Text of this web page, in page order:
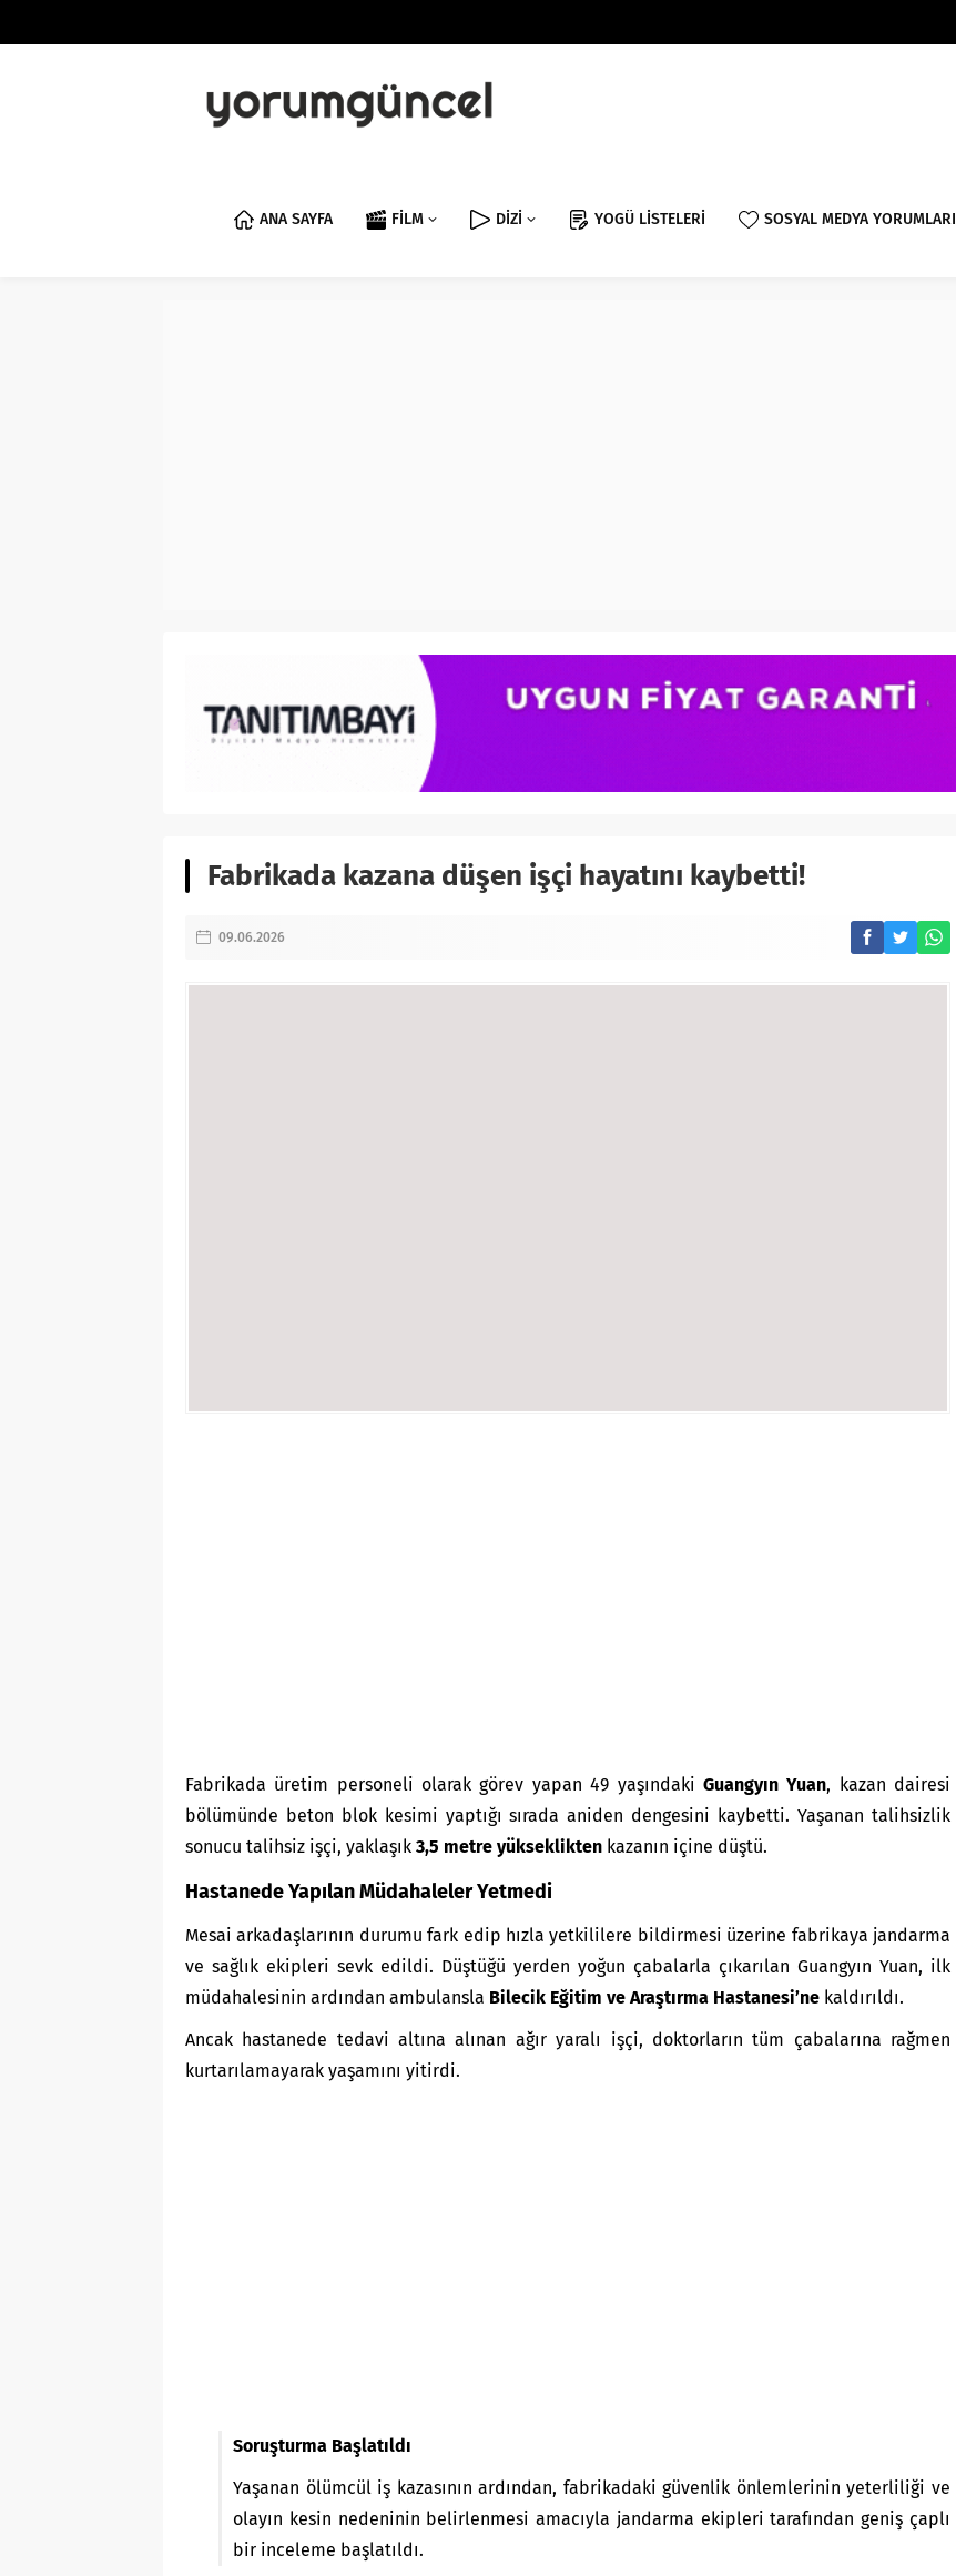
ANA SAYFA FİLM DİZİ YOGÜ LİSTELERİ SOSYAL MEDYA YORUMLARI
Fabrikada kazana düşen işçi hayatını kaybetti!
09.06.2026
Fabrikada üretim personeli olarak görev yapan 49 yaşındaki Guangyın Yuan, kazan dairesi
bölümünde beton blok kesimi yaptığı sırada aniden dengesini kaybetti. Yaşanan talihsizlik
sonucu talihsiz işçi, yaklaşık 3,5 metre yükseklikten kazanın içine düştü.
Hastanede Yapılan Müdahaleler Yetmedi
Mesai arkadaşlarının durumu fark edip hızla yetkililere bildirmesi üzerine fabrikaya jandarma
ve sağlık ekipleri sevk edildi. Düştüğü yerden yoğun çabalarla çıkarılan Guangyın Yuan, ilk
müdahalesinin ardından ambulansla Bilecik Eğitim ve Araştırma Hastanesi’ne kaldırıldı.
Ancak hastanede tedavi altına alınan ağır yaralı işçi, doktorların tüm çabalarına rağmen
kurtarılamayarak yaşamını yitirdi.
Soruşturma Başlatıldı
Yaşanan ölümcül iş kazasının ardından, fabrikadaki güvenlik önlemlerinin yeterliliği ve
olayın kesin nedeninin belirlenmesi amacıyla jandarma ekipleri tarafından geniş çaplı
bir inceleme başlatıldı.